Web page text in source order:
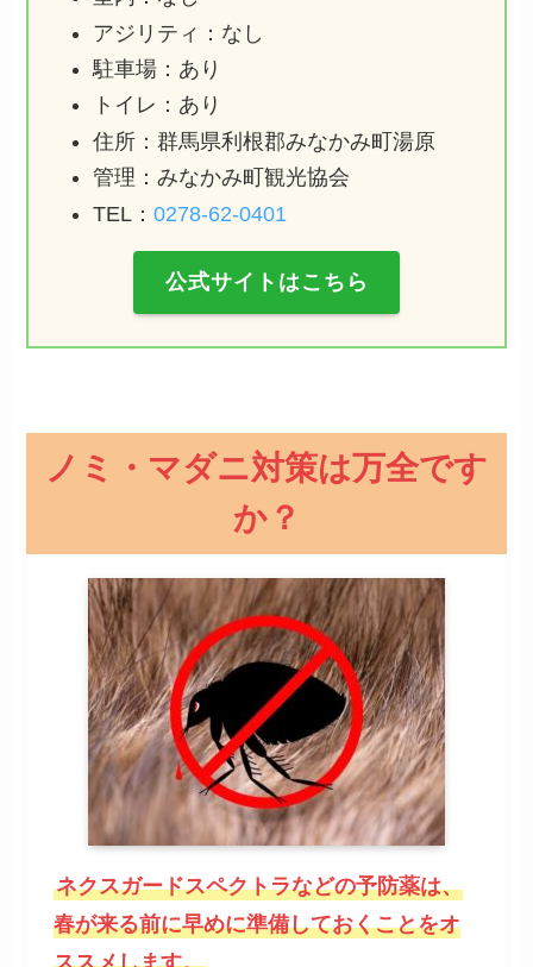
アジリティ：なし
駐車場：あり
トイレ：あり
住所：群馬県利根郡みなかみ町湯原
管理：みなかみ町観光協会
TEL：0278-62-0401
公式サイトはこちら
ノミ・マダニ対策は万全です
か？
ネクスガードスペクトラなどの予防薬は、
春が来る前に早めに準備しておくことをオ